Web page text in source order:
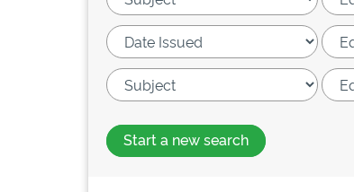
Start a new search